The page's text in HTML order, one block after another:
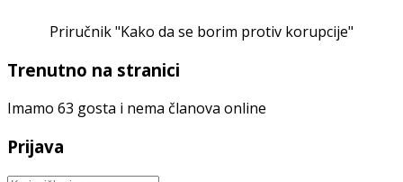
Priručnik "Kako da se borim protiv korupcije"
Trenutno na stranici
Imamo 63 gosta i nema članova online
Prijava